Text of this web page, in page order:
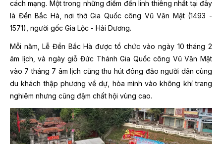
cách mạng. Một trong những điểm đến linh thiêng nhất tại đây
là Đền Bắc Hà, nơi thờ Gia Quốc công Vũ Văn Mật (1493 -
1571), người gốc Gia Lộc - Hải Dương.
Mỗi năm, Lễ Đền Bắc Hà được tổ chức vào ngày 10 tháng 2
âm lịch, và ngày giỗ Đức Thánh Gia Quốc công Vũ Văn Mật
vào 7 tháng 7 âm lịch cũng thu hút đông đảo người dân cùng
du khách thập phương về dự, hòa mình vào không khí trang
nghiêm nhưng cũng đậm chất hội vùng cao.